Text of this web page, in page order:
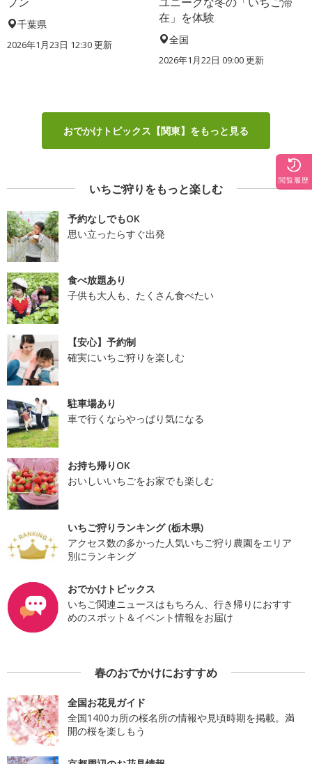
千葉県
2026年1月23日 12:30 更新
在」を体験
全国
2026年1月22日 09:00 更新
おでかけトピックス【関東】をもっと見る
いちご狩りをもっと楽しむ
予約なしでもOK
思い立ったらすぐ出発
食べ放題あり
子供も大人も、たくさん食べたい
【安心】予約制
確実にいちご狩りを楽しむ
駐車場あり
車で行くならやっぱり気になる
お持ち帰りOK
おいしいいちごをお家でも楽しむ
いちご狩りランキング (栃木県)
アクセス数の多かった人気いちご狩り農園をエリア
別にランキング
おでかけトピックス
いちご関連ニュースはもちろん、行き帰りにおすす
めのスポット＆イベント情報をお届け
春のおでかけにおすすめ
全国お花見ガイド
全国1400カ所の桜名所の情報や見頃時期を掲載。満
開の桜を楽しもう
閲覧履歴